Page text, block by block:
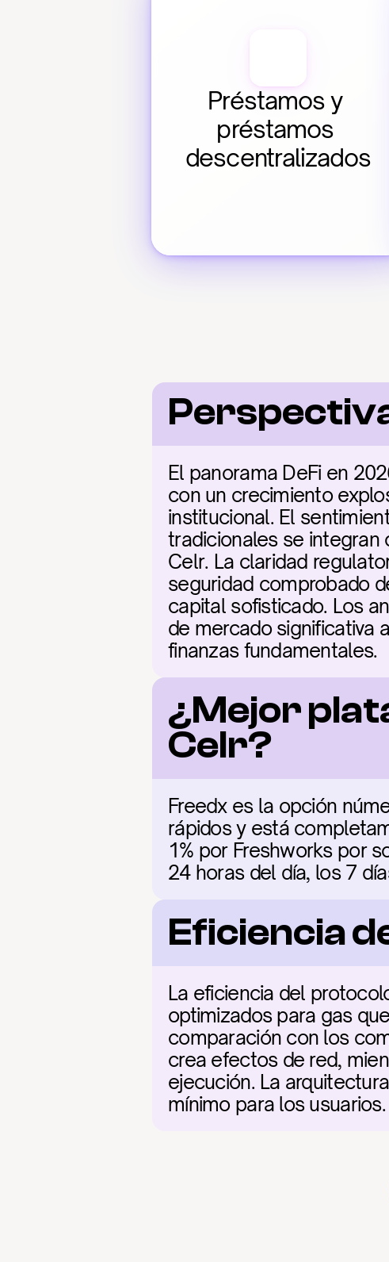
Préstamos y
préstamos
descentralizados
El panorama DeFi en
con un crecimiento
institucional. El
tradicionales se
Celr. La claridad
seguridad comprobado
capital sofisticado. Los
de mercado significativa
finanzas fundamentales.
¿Mejor
Celr?
Freedx es la opción
rápidos y está
1% por Freshworks por
24 horas del día, los 7
Eficiencia
La eficiencia del
optimizados para gas
comparación con los
crea efectos de red,
ejecución. La
mínimo para los usuarios.